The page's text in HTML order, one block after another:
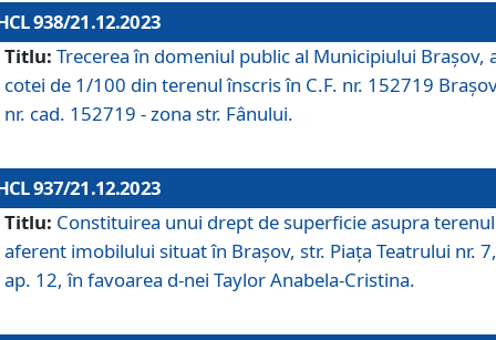
938/21.12.2023
Titlu: Trecerea în domeniul public al Municipiului Braşov,
cotei de 1/100 din terenul înscris în C.F. nr. 152719
nr. cad. 152719 - zona str. Fânului.
937/21.12.2023
Titlu: Constituirea unui drept de superficie asupra
aferent imobilului situat în Brașov, str. Piața Teatrului nr. 7,
ap. 12, în favoarea d-nei Taylor Anabela-Cristina.